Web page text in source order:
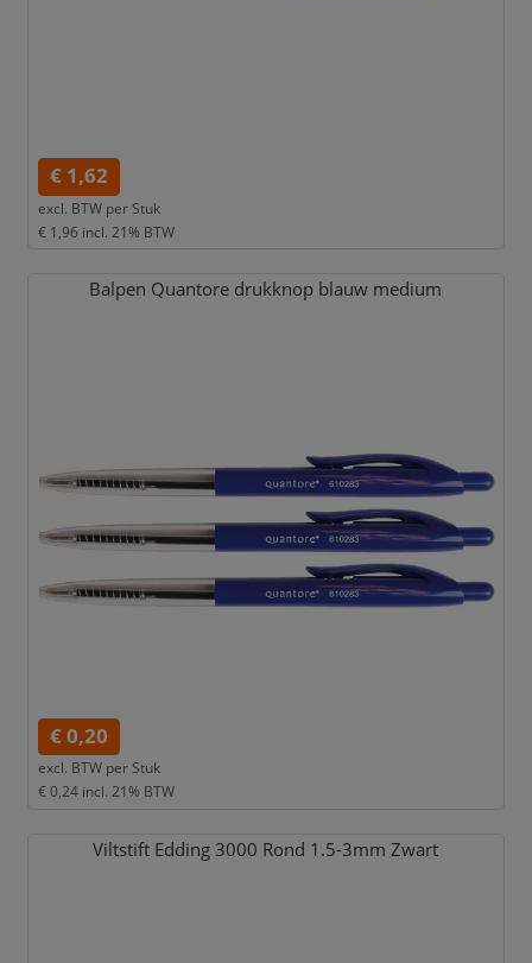
€ 1,62
excl. BTW per Stuk
€ 1,96 incl. 21% BTW
Balpen Quantore drukknop blauw medium
€ 0,20
excl. BTW per Stuk
€ 0,24 incl. 21% BTW
Viltstift Edding 3000 Rond 1.5-3mm Zwart